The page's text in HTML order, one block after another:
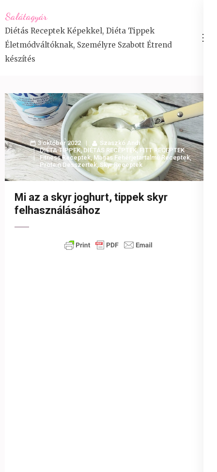
to
content
(Press
Enter)
Salátagyár
Diétás Receptek Képekkel, Diéta Tippek
Életmódváltóknak, Személyre Szabott Étrend
készítés
3 október 2022
Szaszkó Andi
DIÉTA TIPPEK,DIÉTÁS RECEPTEK,FITT RECEPTEK
Fitness Receptek,Magas Fehérjetartalmú Receptek,
Protein Desszertek, Skyr Receptek
Mi az a skyr joghurt, tippek skyr
felhasználásához